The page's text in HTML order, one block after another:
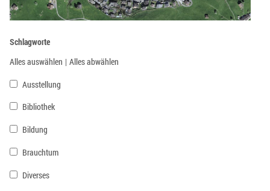
Schlagworte
Alles auswählen | Alles abwählen
Ausstellung
Bibliothek
Bildung
Brauchtum
Diverses